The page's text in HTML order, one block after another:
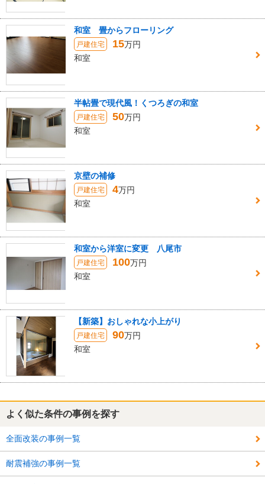
和室 畳からフローリング
戸建住宅 15万円
和室
半帖畳で現代風！くつろぎの和室
戸建住宅 50万円
和室
京壁の補修
戸建住宅 4万円
和室
和室から洋室に変更 八尾市
戸建住宅 100万円
和室
【新築】おしゃれな小上がり
戸建住宅 90万円
和室
よく似た条件の事例を探す
全面改装の事例一覧
耐震補強の事例一覧